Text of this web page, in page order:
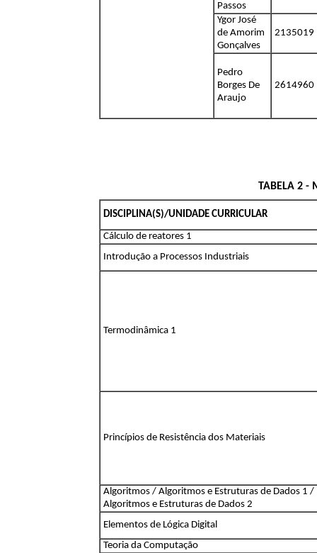
Passos
Ygor José
de Amorim
Gonçalves
2135019
Pedro
Borges De
Araujo
2614960
TABELA 2 -
DISCIPLINA(S)/UNIDADE CURRICULAR
Cálculo de reatores 1
Introdução a Processos Industriais
Termodinâmica 1
Princípios de Resistência dos Materiais
Algoritmos / Algoritmos e Estruturas de Dados 1 /
Algoritmos e Estruturas de Dados 2
Elementos de Lógica Digital
Teoria da Computação